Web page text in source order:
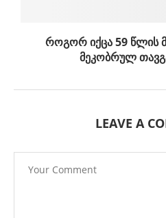
როგორ იქცა 59 წლის
მეკობრულ
LEAVE A